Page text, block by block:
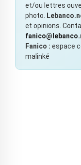
et/ou lettres
photo.
et opinions.
Fanico : espace
malinké